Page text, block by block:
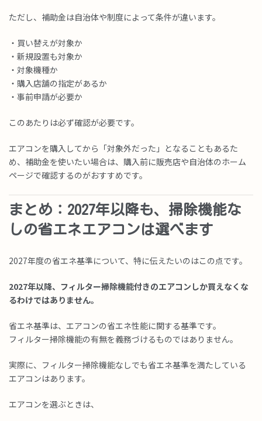
ただし、補助金は自治体や制度によって条件が違います。
・買い替えが対象か
・新規設置も対象か
・対象機種か
・購入店舗の指定があるか
・事前申請が必要か
このあたりは必ず確認が必要です。
エアコンを購入してから「対象外だった」となることもあるた
め、補助金を使いたい場合は、購入前に販売店や自治体のホーム
ページで確認するのがおすすめです。
まとめ：2027年以降も、掃除機能な
しの省エネエアコンは選べます
2027年度の省エネ基準について、特に伝えたいのはこの点です。
2027年以降、フィルター掃除機能付きのエアコンしか買えなくな
るわけではありません。
省エネ基準は、エアコンの省エネ性能に関する基準です。
フィルター掃除機能の有無を義務づけるものではありません。
実際に、フィルター掃除機能なしでも省エネ基準を満たしている
エアコンはあります。
エアコンを選ぶときは、